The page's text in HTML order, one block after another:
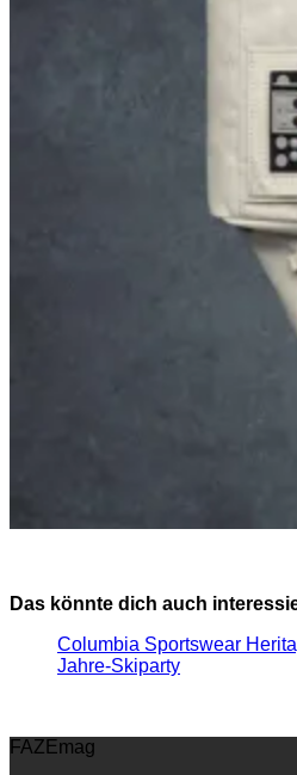
Das könnte dich auch
Columbia Sportswear
Jahre-Skiparty
FAZEmag